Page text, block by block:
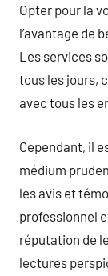
Opter pour la
l’avantage de
Les services
tous les jours,
avec tous les
Cependant, il
médium
les avis et
professionnel
réputation de
lectures